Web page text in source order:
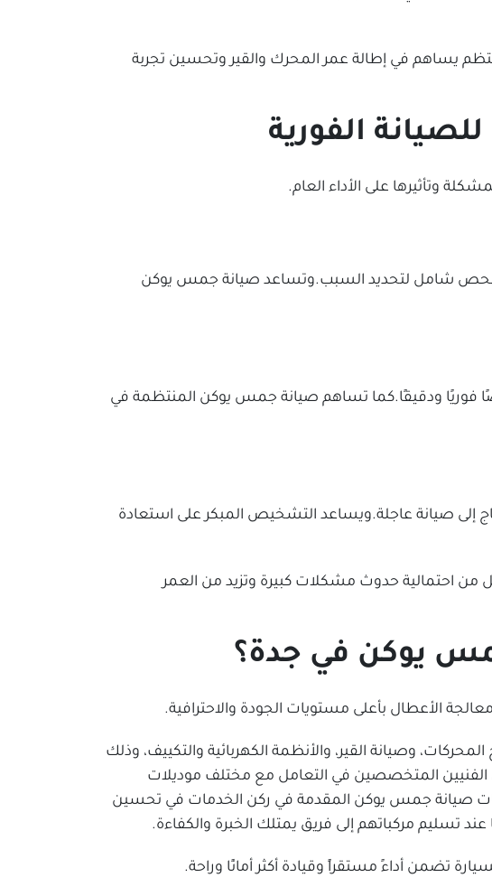
يساهم في إطالة عمر المحرك والقير وتحسين تجربة
الفورية
وتأثيرها على الأداء العام.
فحص شامل لتحديد السبب.وتساعد صيانة جمس يوكن
فوريًا ودقيقًا.كما تساهم صيانة جمس يوكن المنتظمة في
إلى صيانة عاجلة.ويساعد التشخيص المبكر على استعادة
من احتمالية حدوث مشكلات كبيرة وتزيد من العمر
يوكن في جدة؟
الأعطال بأعلى مستويات الجودة والاحترافية.
وصيانة القير، والأنظمة الكهربائية والتكييف، وذلك
الفنيين المتخصصين في التعامل مع مختلف موديلات
صيانة جمس يوكن المقدمة في ركن الخدمات في تحسين
تسليم مركباتهم إلى فريق يمتلك الخبرة والكفاءة.
تضمن أداءً مستقراً وقيادة أكثر أمانًا وراحة.